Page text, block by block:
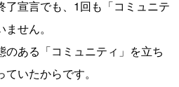
了宣言でも、1回も「コミュニテ
せん。
のある「コミュニティ」を立ち
いたからです。